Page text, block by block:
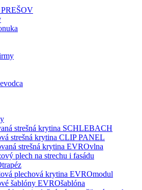
strešná krytina SCHLEBACH
strešná krytina CLIP PANEL
strešná krytina EVROvlna
plech na strechu i fasádu
plechová krytina EVROmodul
šablóny EVROšablóna